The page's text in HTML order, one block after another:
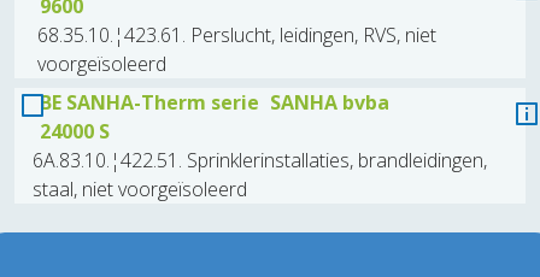
9600
68.35.10.¦423.61. Perslucht, leidingen, RVS, niet
voorgeïsoleerd
BE SANHA-Therm serie
24000 S
SANHA bvba
6A.83.10.¦422.51. Sprinklerinstallaties, brandleidingen,
staal, niet voorgeïsoleerd